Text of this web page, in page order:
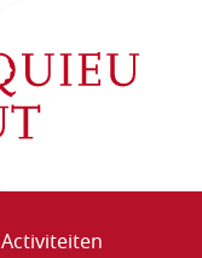
Activiteiten